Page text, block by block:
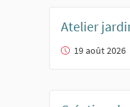
Atelier
19 août 2026